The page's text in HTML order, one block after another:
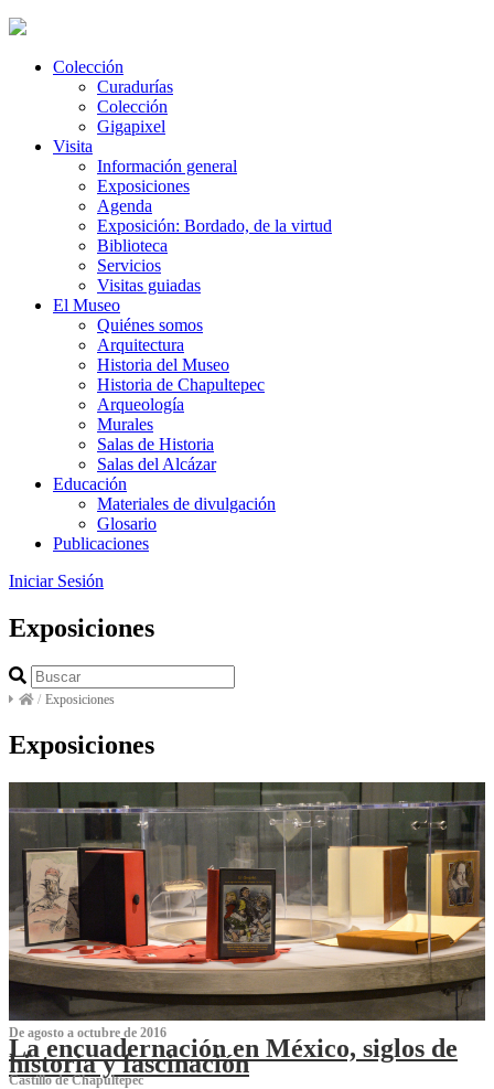
Colección
Curadurías
Colección
Gigapixel
Visita
Información general
Exposiciones
Agenda
Exposición: Bordado, de la virtud
Biblioteca
Servicios
Visitas guiadas
El Museo
Quiénes somos
Arquitectura
Historia del Museo
Historia de Chapultepec
Arqueología
Murales
Salas de Historia
Salas del Alcázar
Educación
Materiales de divulgación
Glosario
Publicaciones
Iniciar Sesión
Exposiciones
/ Exposiciones
Exposiciones
De agosto a octubre de 2016
La encuadernación en México, siglos de
historia y fascinación
Castillo de Chapultepec